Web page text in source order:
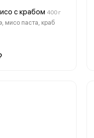
с крабом 400 г
мисо паста, краб